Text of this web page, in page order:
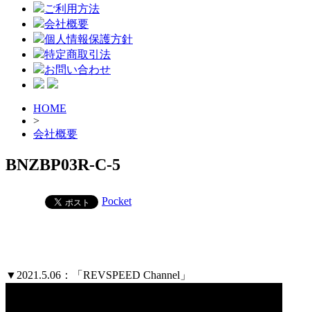
ご利用方法
会社概要
個人情報保護方針
特定商取引法
お問い合わせ
HOME
>
会社概要
BNZBP03R-C-5
Pocket
▼2021.5.06：「REVSPEED Channel」